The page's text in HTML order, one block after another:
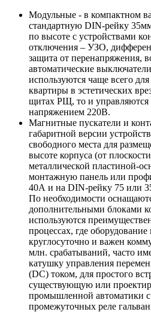
Модульные - в компактном
стандартную DIN-рейку
по высоте с устройствами
отключения – УЗО,
защита от перенапряжения,
автоматические
используются чаще всего
квартиры в эстетических
щитах РЩ, то и
напряжением 220В.
Магнитные пускатели и
габаритной версии
свободного места для
высоте корпуса (от
металлической пластиной-
монтажную панель или
40А и на DIN-рейку 75 или
По необходимости
дополнительными блоками
используются
процессах, где оборудование
круглосуточно и важен
млн. срабатываний, часто
катушку управления
(DC) током, для простого
существующую или
промышленной автоматики
промежуточных реле